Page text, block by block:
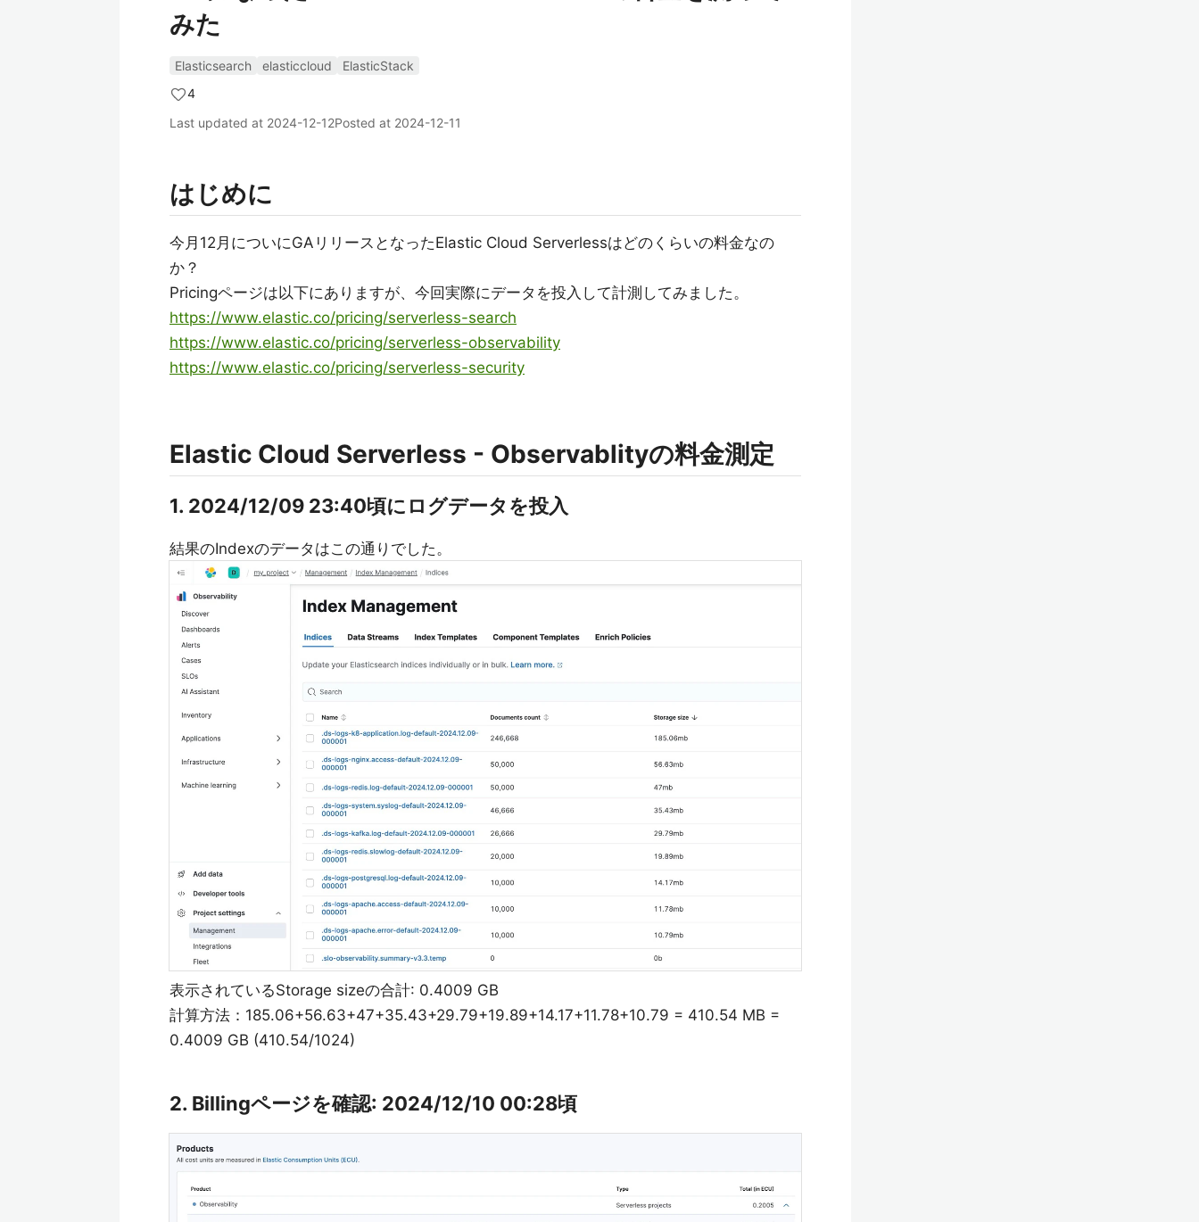
みた
Elasticsearch elasticcloud
ElasticStack
4
Last updated at 2024-12-12Posted at 2024-12-11
はじめに
今月12月についにGAリリースとなったElastic Cloud Serverlessはどのくらいの料金なの
か？
Pricingページは以下にありますが、今回実際にデータを投入して計測してみました。
https://www.elastic.co/pricing/serverless-search
https://www.elastic.co/pricing/serverless-observability
https://www.elastic.co/pricing/serverless-security
Elastic Cloud Serverless - Observablityの料金測定
1. 2024/12/09 23:40頃にログデータを投入
結果のIndexのデータはこの通りでした。
表示されているStorage sizeの合計: 0.4009 GB
計算方法：185.06+56.63+47+35.43+29.79+19.89+14.17+11.78+10.79 = 410.54 MB =
0.4009 GB (410.54/1024)
2. Billingページを確認: 2024/12/10 00:28頃